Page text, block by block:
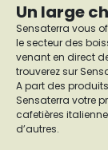
Un large
Sensaterra vous
le secteur des
venant en direct
trouverez sur
A part des
Sensaterra votre
cafetières
d’autres.